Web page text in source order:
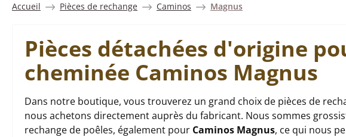
Accueil Pièces de rechange Caminos Magnus
Pièces détachées d'origine
cheminée Caminos Magnus
Dans notre boutique, vous trouverez un grand choix de pièces de
nous achetons directement auprès du fabricant. Nous sommes
rechange de poêles, également pour Caminos Magnus, ce qui nous